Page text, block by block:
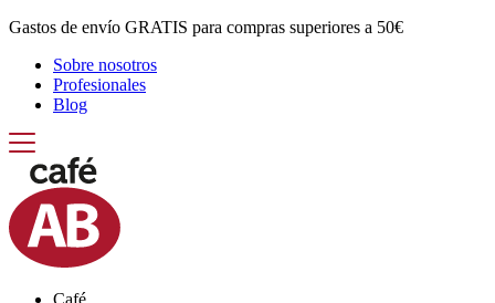
Gastos de envío GRATIS para compras superiores a 50€
Sobre nosotros
Profesionales
Blog
Café